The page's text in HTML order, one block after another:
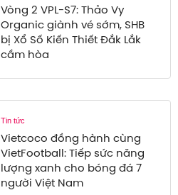
Vòng 2 VPL-S7: Thảo Vy
Organic giành vé sớm, SHB
bị Xổ Số Kiến Thiết Đắk Lắk
cầm hòa
Tin tức
Vietcoco đồng hành cùng
VietFootball: Tiếp sức năng
lượng xanh cho bóng đá 7
người Việt Nam